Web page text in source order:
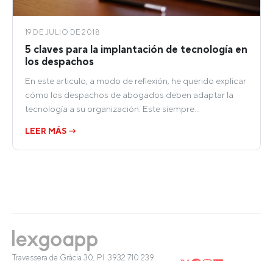
19 DE JULIO DE 2018
5 claves para la implantación de tecnología en
los despachos
En este articulo, a modo de reflexión, he querido explicar
cómo los despachos de abogados deben adaptar la
tecnología a su organización. Este siempre…
LEER MÁS →
Travessera de Gràcia 30, Pl. 3932 710 239